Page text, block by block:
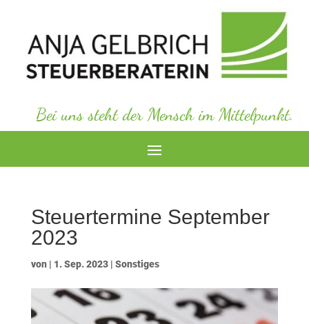
Bei uns steht der Mensch im Mittelpunkt.
Steuertermine September
2023
von | 1. Sep. 2023| Sonstiges